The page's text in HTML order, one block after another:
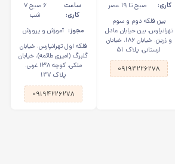
کاری:
صبح تا ۱۹ عصر
بین فلکه دوم و سوم
تهرانپارس، بین خیابان عادل
و زرین، خیابان ۱۸۶، خیابان
لرستانی، پلاک ۵۱
۰۹۱۹۴۲۲۶۲۷۸
ساعت
کاری:
۶ صبح ۷
شب
مجوز: آموزش و پرورش
فلکه اول تهرانپارس، خیابان
گلبرگ (امیری طائمه)، خیابان
ملکی، کوچه ۱۳۸ غربی،
پلاک ۱۴۷
۰۹۱۹۴۲۲۶۲۷۸